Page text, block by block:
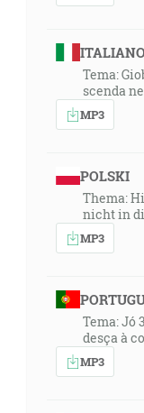
ITALIANO
Tema:
scenda
MP3
POLSKI
Thema:
nicht in
MP3
Tema: Jó
desça à
MP3